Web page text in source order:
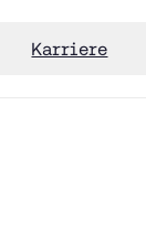
Karriere